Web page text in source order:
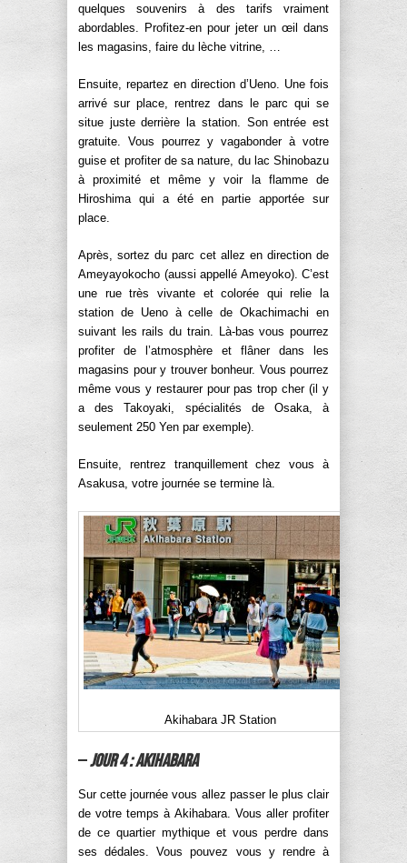
quelques souvenirs à des tarifs vraiment
abordables. Profitez-en pour jeter un œil dans
les magasins, faire du lèche vitrine, …
Ensuite, repartez en direction d’Ueno. Une fois
arrivé sur place, rentrez dans le parc qui se
situe juste derrière la station. Son entrée est
gratuite. Vous pourrez y vagabonder à votre
guise et profiter de sa nature, du lac Shinobazu
à proximité et même y voir la flamme de
Hiroshima qui a été en partie apportée sur
place.
Après, sortez du parc cet allez en direction de
Ameyayokocho (aussi appellé Ameyoko). C’est
une rue très vivante et colorée qui relie la
station de Ueno à celle de Okachimachi en
suivant les rails du train. Là-bas vous pourrez
profiter de l’atmosphère et flâner dans les
magasins pour y trouver bonheur. Vous pourrez
même vous y restaurer pour pas trop cher (il y
a des Takoyaki, spécialités de Osaka, à
seulement 250 Yen par exemple).
Ensuite, rentrez tranquillement chez vous à
Asakusa, votre journée se termine là.
Akihabara JR Station
–Jour 4 : Akihabara
Sur cette journée vous allez passer le plus clair
de votre temps à Akihabara. Vous aller profiter
de ce quartier mythique et vous perdre dans
ses dédales. Vous pouvez vous y rendre à